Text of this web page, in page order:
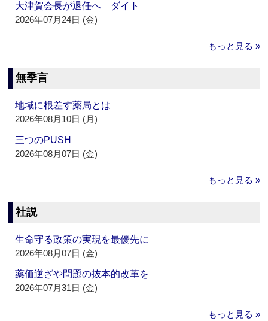
大津賀会長が退任へ ダイト
2026年07月24日 (金)
もっと見る »
無季言
地域に根差す薬局とは
2026年08月10日 (月)
三つのPUSH
2026年08月07日 (金)
もっと見る »
社説
生命守る政策の実現を最優先に
2026年08月07日 (金)
薬価逆ざや問題の抜本的改革を
2026年07月31日 (金)
もっと見る »